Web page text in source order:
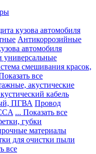
кузова автомобиля
Антикоррозийные
автомобиля
универсальные
смешивания красок,
все
акустические
кабель
ПГВА Провод
... Показать все
губки
материалы
для очистки пыли
все